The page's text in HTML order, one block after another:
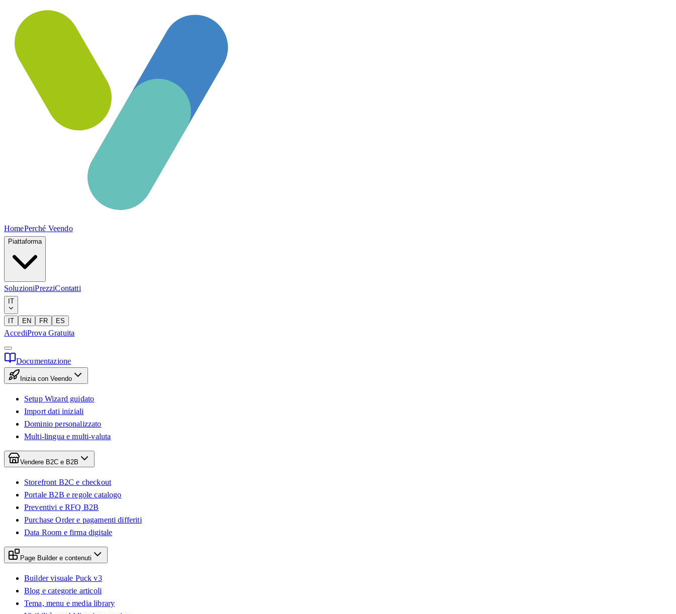
HomePerché Veendo
Piattaforma
SoluzioniPrezziContatti
IT
IT EN FR ES
AccediProva Gratuita
Documentazione
Inizia con Veendo
Setup Wizard guidato
Import dati iniziali
Dominio personalizzato
Multi-lingua e multi-valuta
Vendere B2C e B2B
Storefront B2C e checkout
Portale B2B e regole catalogo
Preventivi e RFQ B2B
Purchase Order e pagamenti differiti
Data Room e firma digitale
Page Builder e contenuti
Builder visuale Puck v3
Blog e categorie articoli
Tema, menu e media library